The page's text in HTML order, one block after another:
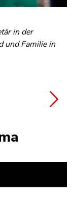
in der
und Familie in
an
Gmünd
der Hohen